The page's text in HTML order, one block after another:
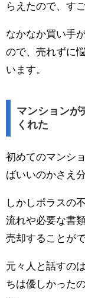
らえたので、す
なかなか買い手
ので、売れずに
います。
マンションが
くれた
初めてのマンシ
ばいいのかさえ
しかしポラスの
流れや必要な書
売却することが
元々人と話すの
ちは優しかった